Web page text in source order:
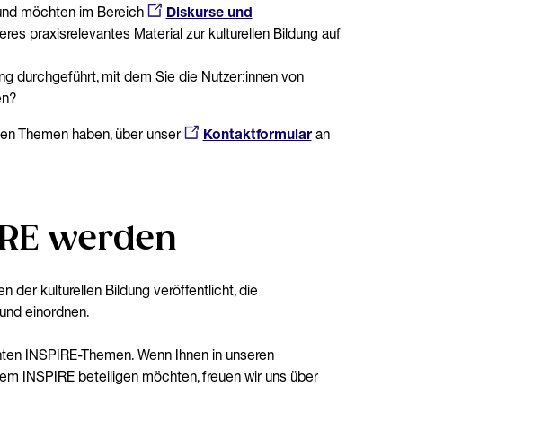
möchten im Bereich
Diskurse und
praxisrelevantes Material zur kulturellen Bildung auf
durchgeführt, mit dem Sie die Nutzer:innen von
Themen haben, über unser
Kontaktformular an
werden
der kulturellen Bildung veröffentlicht, die
einordnen.
INSPIRE-Themen. Wenn Ihnen in unseren
INSPIRE beteiligen möchten, freuen wir uns über